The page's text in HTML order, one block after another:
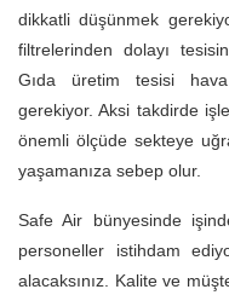
dikkatli düşünmek
filtrelerinden dolayı
Gıda üretim tesisi
gerekiyor. Aksi takdirde
önemli ölçüde sekteye
yaşamanıza sebep olur.
Safe Air bünyesinde
personeller istihdam
alacaksınız. Kalite ve